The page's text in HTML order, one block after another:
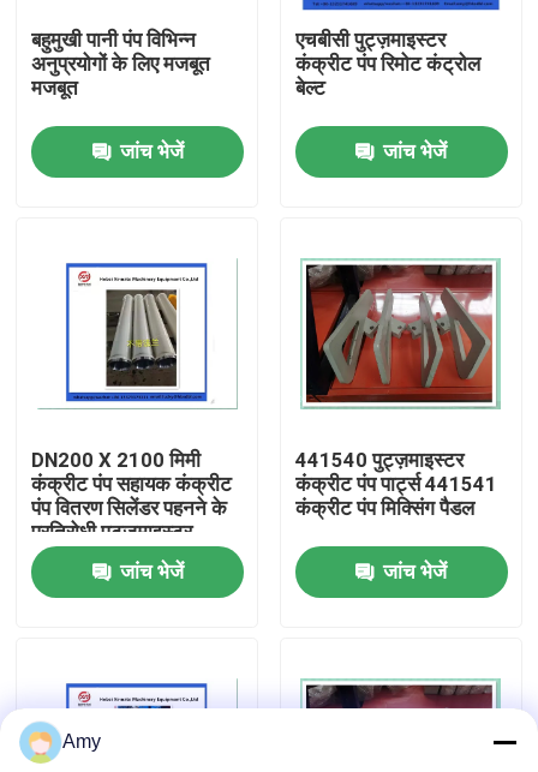
होम
फैक्टरी यात्रा
गुणवत्ता नियंत्रण
हमसे संपर्क करें
पुट्ज़मेस्टर कंक्रीट पंप पार्ट्स
श्वाइंग कंक्रीट पंप के भाग
बहुमुखी पानी पंप विभिन्न
अनुप्रयोगों के लिए मजबूत
मजबूत
जांच भेजें
एचबीसी पुट्ज़माइस्टर
कंक्रीट पंप रिमोट कंट्रोल
बेल्ट
जांच भेजें
DN200 X 2100 मिमी
कंक्रीट पंप सहायक कंक्रीट
पंप वितरण सिलेंडर पहनने के
प्रतिरोधी पुट्ज़माइस्टर
जांच भेजें
441540 पुट्ज़माइस्टर
कंक्रीट पंप पार्ट्स 441541
कंक्रीट पंप मिक्सिंग पैडल
जांच भेजें
Amy